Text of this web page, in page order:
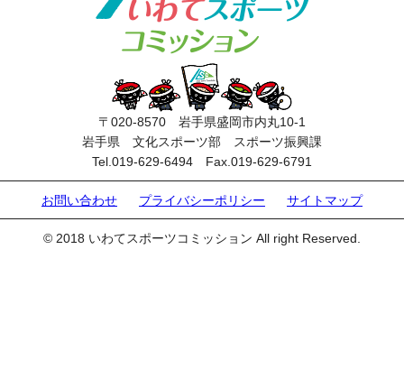
〒020-8570 岩手県盛岡市内丸10-1
岩手県 文化スポーツ部 スポーツ振興課
Tel.019-629-6494 Fax.019-629-6791
お問い合わせ プライバシーポリシー サイトマップ
© 2018 いわてスポーツコミッション All right Reserved.